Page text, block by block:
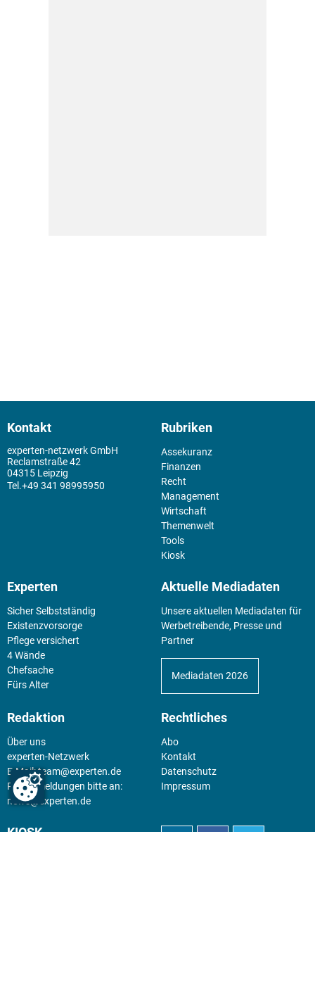
Kontakt
experten-netzwerk GmbH
Reclamstraße 42
04315 Leipzig
+49 341 98995950
Rubriken
Assekuranz
Finanzen
Recht
Management
Wirtschaft
Themenwelt
Tools
Kiosk
Experten
Sicher Selbstständig
Existenz­vorsorge
Pflege versichert
4 Wände
Chefsache
Fürs Alter
Aktuelle Mediadaten
Unsere aktuellen Mediadaten für
Werbetreibende, Presse und
Partner
Mediadaten 2026
Redaktion
Über uns
experten-Netzwerk
E-Mail:team@experten.de
Pressemeldungen bitte an:
news@experten.de
Rechtliches
Abo
Kontakt
Datenschutz
Impressum
KIOSK